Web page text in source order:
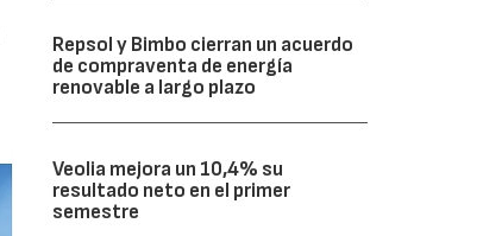
Repsol y Bimbo cierran un acuerdo
de compraventa de energía
renovable a largo plazo
Veolia mejora un 10,4% su
resultado neto en el primer
semestre